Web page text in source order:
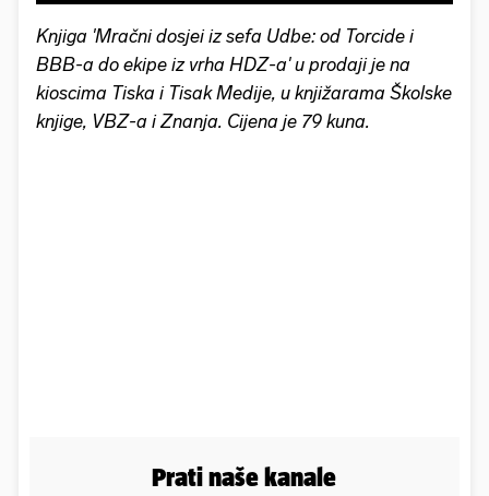
Knjiga 'Mračni dosjei iz sefa Udbe: od Torcide i
BBB-a do ekipe iz vrha HDZ-a' u prodaji je na
kioscima Tiska i Tisak Medije, u knjižarama Školske
knjige, VBZ-a i Znanja. Cijena je 79 kuna.
Prati naše kanale